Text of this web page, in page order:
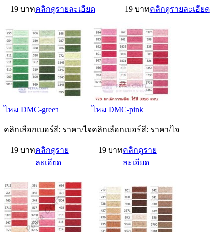
19 บาทคลิกดูรายละเอียด 19 บาทคลิกดูรายละเอียด
ไหม DMC-green
คลิกเลือกเบอร์สี: ราคา/ไจ
19 บาทคลิกดูราย
ละเอียด
ไหม DMC-pink
คลิกเลือกเบอร์สี: ราคา/ไจ
19 บาทคลิกดูราย
ละเอียด